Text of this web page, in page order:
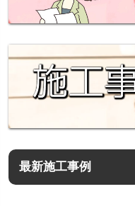
最新施工事例